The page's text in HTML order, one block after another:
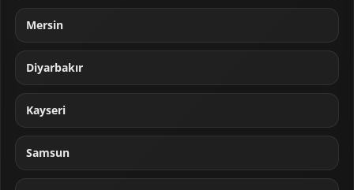
Mersin
Diyarbakır
Kayseri
Samsun